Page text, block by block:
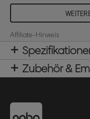
Affiliate-Hinweis
Zubehör &